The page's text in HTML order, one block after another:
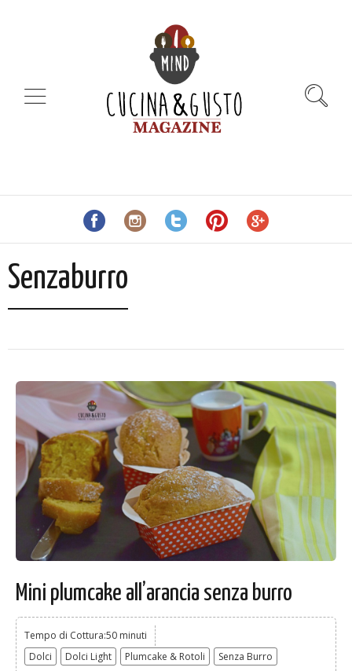
Senzaburro
Mini plumcake all’arancia senza burro
Tempo di Cottura:50 minuti
Dolci
Dolci Light Plumcake & Rotoli Senza Burro